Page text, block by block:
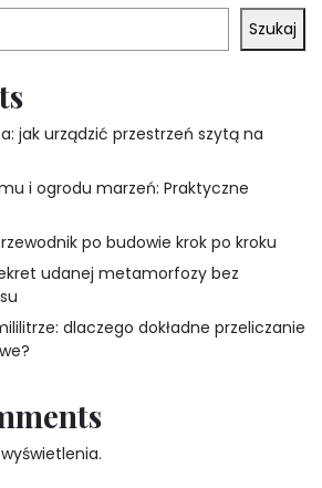
Szukaj
jak urządzić przestrzeń szytą na
i ogrodu marzeń: Praktyczne
po budowie krok po kroku
udanej metamorfozy bez
dlaczego dokładne przeliczanie